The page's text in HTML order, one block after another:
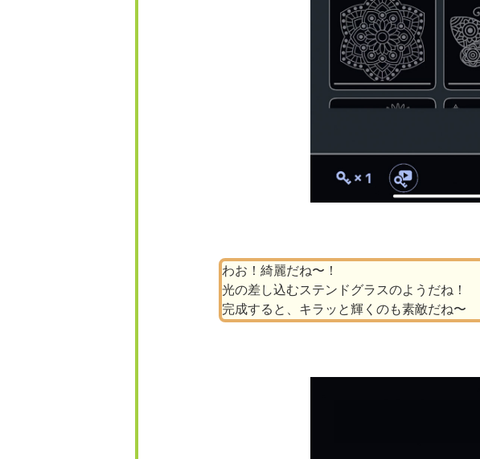
わお！綺麗だね〜！
光の差し込むステンドグラスのようだね！
完成すると、キラッと輝くのも素敵だね〜